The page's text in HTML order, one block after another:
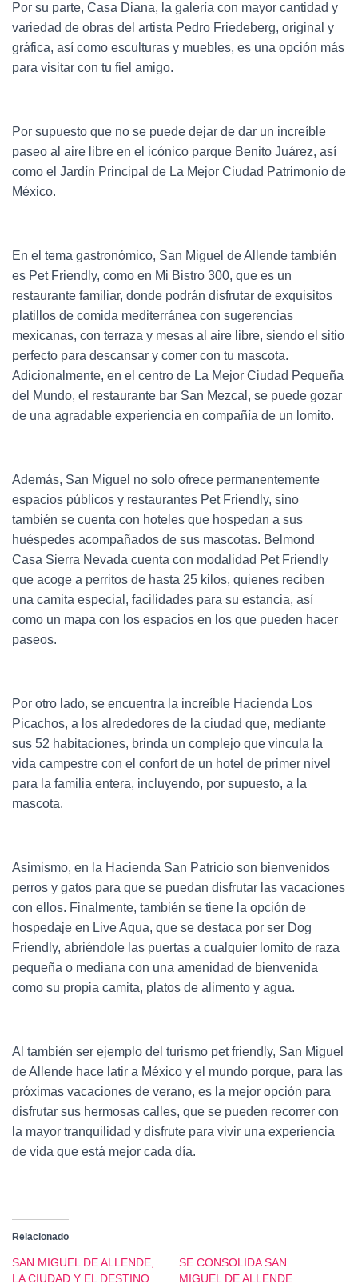
Por su parte, Casa Diana, la galería con mayor cantidad y
variedad de obras del artista Pedro Friedeberg, original y
gráfica, así como esculturas y muebles, es una opción más
para visitar con tu fiel amigo.
Por supuesto que no se puede dejar de dar un increíble
paseo al aire libre en el icónico parque Benito Juárez, así
como el Jardín Principal de La Mejor Ciudad Patrimonio de
México.
En el tema gastronómico, San Miguel de Allende también
es Pet Friendly, como en Mi Bistro 300, que es un
restaurante familiar, donde podrán disfrutar de exquisitos
platillos de comida mediterránea con sugerencias
mexicanas, con terraza y mesas al aire libre, siendo el sitio
perfecto para descansar y comer con tu mascota.
Adicionalmente, en el centro de La Mejor Ciudad Pequeña
del Mundo, el restaurante bar San Mezcal, se puede gozar
de una agradable experiencia en compañía de un lomito.
Además, San Miguel no solo ofrece permanentemente
espacios públicos y restaurantes Pet Friendly, sino
también se cuenta con hoteles que hospedan a sus
huéspedes acompañados de sus mascotas. Belmond
Casa Sierra Nevada cuenta con modalidad Pet Friendly
que acoge a perritos de hasta 25 kilos, quienes reciben
una camita especial, facilidades para su estancia, así
como un mapa con los espacios en los que pueden hacer
paseos.
Por otro lado, se encuentra la increíble Hacienda Los
Picachos, a los alrededores de la ciudad que, mediante
sus 52 habitaciones, brinda un complejo que vincula la
vida campestre con el confort de un hotel de primer nivel
para la familia entera, incluyendo, por supuesto, a la
mascota.
Asimismo, en la Hacienda San Patricio son bienvenidos
perros y gatos para que se puedan disfrutar las vacaciones
con ellos. Finalmente, también se tiene la opción de
hospedaje en Live Aqua, que se destaca por ser Dog
Friendly, abriéndole las puertas a cualquier lomito de raza
pequeña o mediana con una amenidad de bienvenida
como su propia camita, platos de alimento y agua.
Al también ser ejemplo del turismo pet friendly, San Miguel
de Allende hace latir a México y el mundo porque, para las
próximas vacaciones de verano, es la mejor opción para
disfrutar sus hermosas calles, que se pueden recorrer con
la mayor tranquilidad y disfrute para vivir una experiencia
de vida que está mejor cada día.
Relacionado
SAN MIGUEL DE ALLENDE,
LA CIUDAD Y EL DESTINO
SE CONSOLIDA SAN
MIGUEL DE ALLENDE